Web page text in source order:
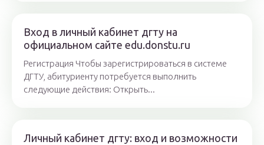
Вход в личный кабинет дгту на
официальном сайте edu.donstu.ru
Регистрация Чтобы зарегистрироваться в системе
ДГТУ, абитуриенту потребуется выполнить
следующие действия: Открыть...
Личный кабинет дгту: вход и возможности